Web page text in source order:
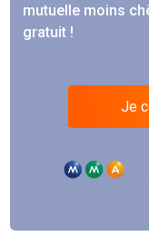
mutuelle moins
gratuit !
Je